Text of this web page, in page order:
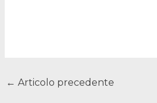
← Articolo precedente